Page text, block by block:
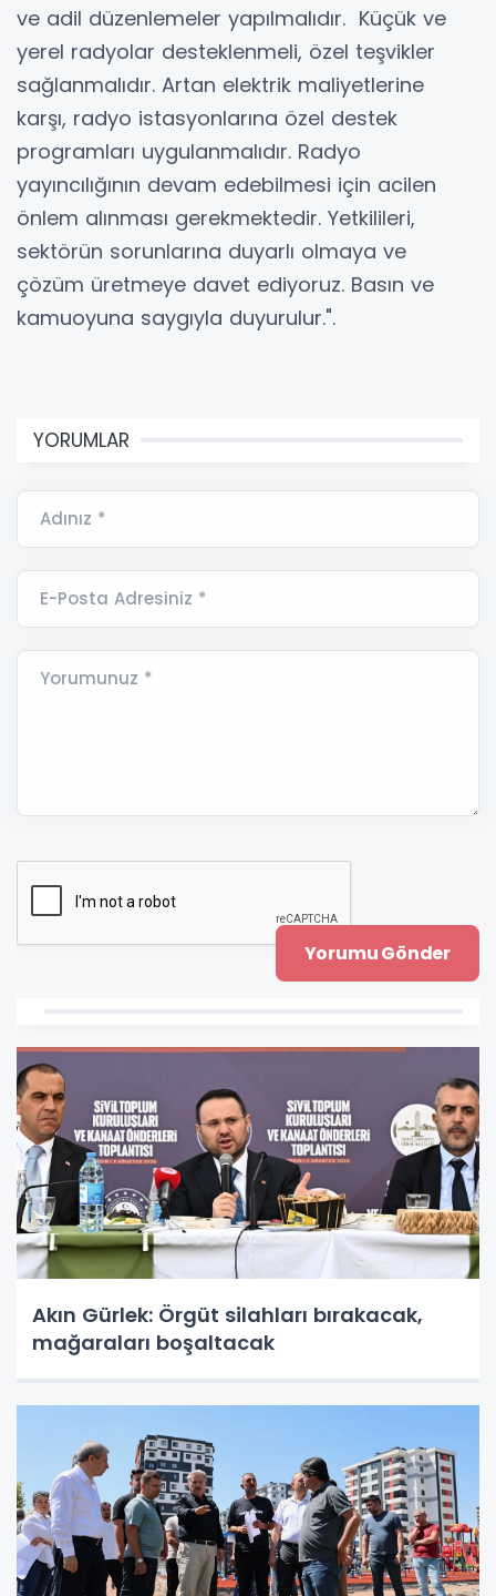
ve adil düzenlemeler yapılmalıdır. Küçük ve
yerel radyolar desteklenmeli, özel teşvikler
sağlanmalıdır. Artan elektrik maliyetlerine
karşı, radyo istasyonlarına özel destek
programları uygulanmalıdır. Radyo
yayıncılığının devam edebilmesi için acilen
önlem alınması gerekmektedir. Yetkilileri,
sektörün sorunlarına duyarlı olmaya ve
çözüm üretmeye davet ediyoruz. Basın ve
kamuoyuna saygıyla duyurulur.".
YORUMLAR
Adınız *
E-Posta Adresiniz *
Yorumunuz *
Akın Gürlek: Örgüt silahları bırakacak,
mağaraları boşaltacak